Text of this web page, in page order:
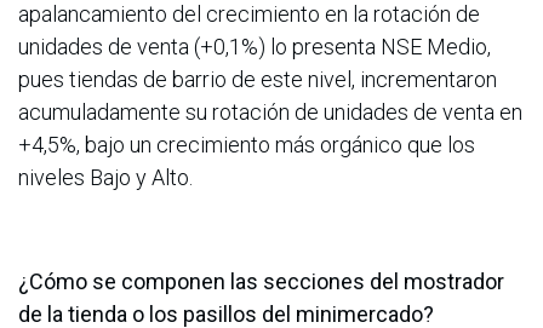
apalancamiento del crecimiento en la rotación de
unidades de venta (+0,1%) lo presenta NSE Medio,
pues tiendas de barrio de este nivel, incrementaron
acumuladamente su rotación de unidades de venta en
+4,5%, bajo un crecimiento más orgánico que los
niveles Bajo y Alto.
¿Cómo se componen las secciones del mostrador
de la tienda o los pasillos del minimercado?